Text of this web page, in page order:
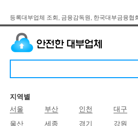
등록대부업체 조회, 금융감독원, 한국대부금융협
지역별
서울
부산 인천 대구
울산
세종 경기 강원